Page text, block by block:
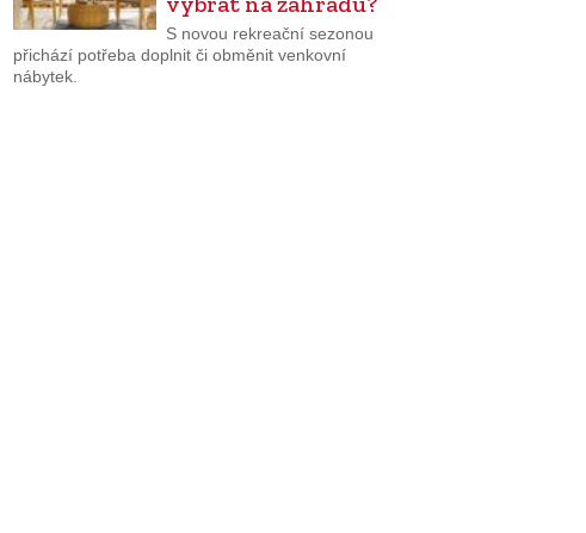
S novou rekreační sezonou
přichází potřeba doplnit či obměnit venkovní
nábytek.